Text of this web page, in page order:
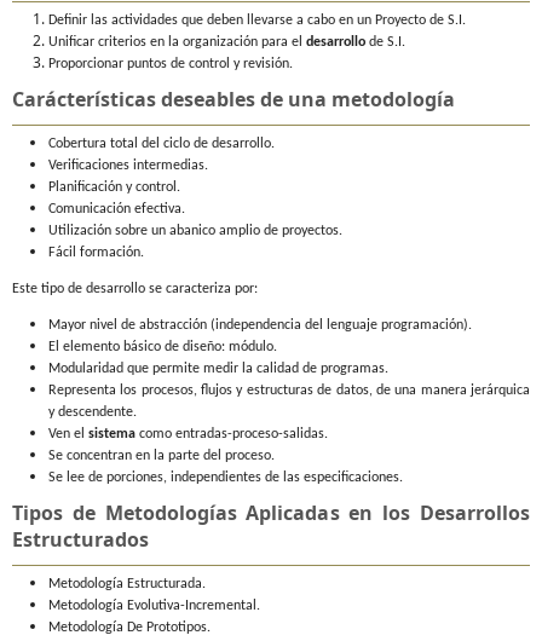
Definir las actividades que deben llevarse a cabo en un Proyecto de S.I.
Unificar criterios en la organización para el desarrollo de S.I.
Proporcionar puntos de control y revisión.
Carácterísticas deseables de una metodología
Cobertura total del ciclo de desarrollo.
Verificaciones intermedias.
Planificación y control.
Comunicación efectiva.
Utilización sobre un abanico amplio de proyectos.
Fácil formación.
Este tipo de desarrollo se caracteriza por:
Mayor nivel de abstracción (independencia del lenguaje programación).
El elemento básico de diseño: módulo.
Modularidad que permite medir la calidad de programas.
Representa los procesos, flujos y estructuras de datos, de una manera jerárquica
y descendente.
Ven el sistema como entradas-proceso-salidas.
Se concentran en la parte del proceso.
Se lee de porciones, independientes de las especificaciones.
Tipos de Metodologías Aplicadas en los Desarrollos
Estructurados
Metodología Estructurada.
Metodología Evolutiva-Incremental.
Metodología De Prototipos.